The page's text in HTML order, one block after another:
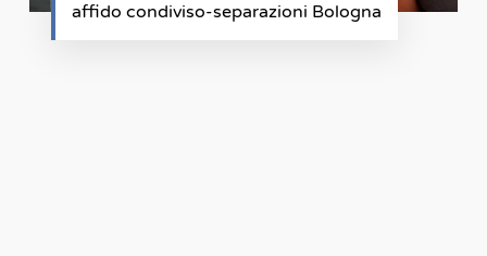
affido condiviso-separazioni Bologna